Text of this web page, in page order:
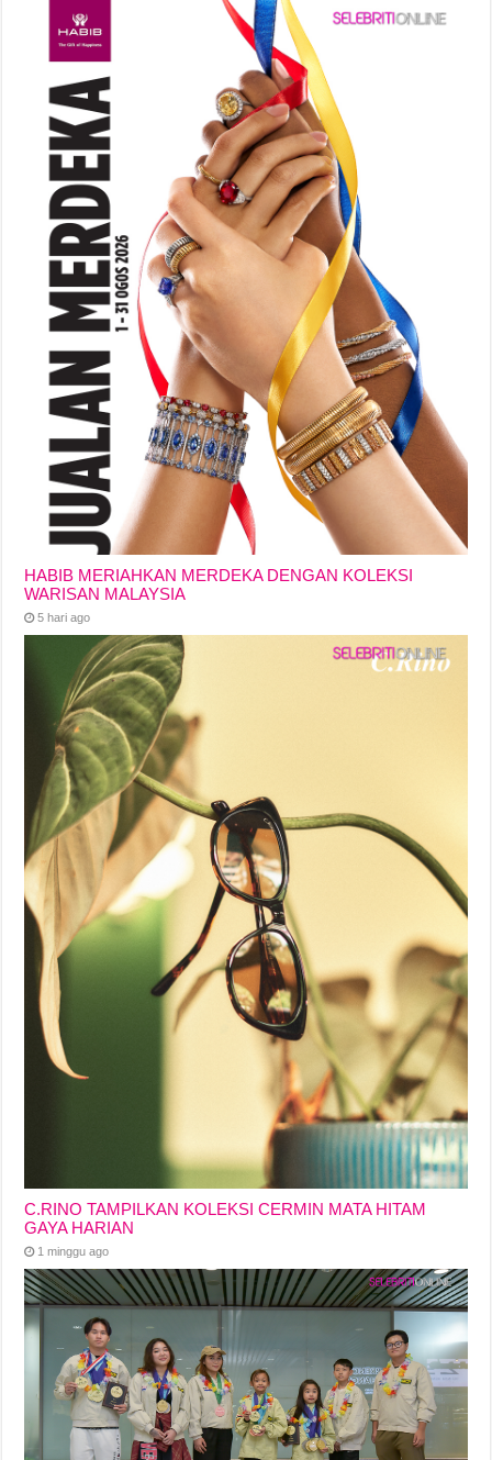
HABIB MERIAHKAN MERDEKA DENGAN KOLEKSI
WARISAN MALAYSIA
5 hari ago
C.RINO TAMPILKAN KOLEKSI CERMIN MATA HITAM
GAYA HARIAN
1 minggu ago